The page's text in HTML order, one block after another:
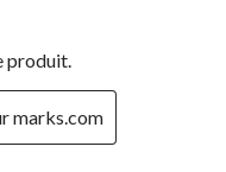
produit.
marks.com